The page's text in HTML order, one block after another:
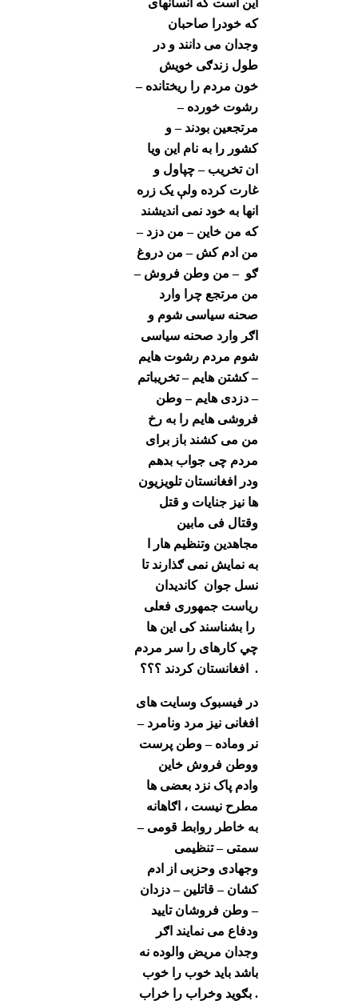
که خودرا صاحبان
وجدان می دانند و در
طول زندګی خویش
خون مردم را ریختانده –
رشوت خورده –
مرتجعین بودند – و
کشور را به نام این ویا
ان تخریب – چپاول و
غارت کرده ولې یک زره
انها به خود نمی اندیشند
که من خاین – من دزد –
من ادم کش – من دروغ
ګو – من وطن فروش –
من مرتجع چرا وارد
صحنه سیاسی شوم و
اګر وارد صحنه سیاسی
شوم مردم رشوت هایم
– کشتن هایم – تخریباتم
– دزدی هایم – وطن
فروشی هایم را به رخ
من می کشند باز برای
مردم چی جواب بدهم
ودر افغانستان تلویزیون
ها نیز جنایات و قتل
وقتال فی مابین
مجاهدین وتنظیم هار ا
به نمایش نمی ګذارند تا
نسل جوان کاندیدان
ریاست جمهوری فعلی
را بشناسند کی این ها
چي کارهای را سر مردم
افغانستان کردند ؟؟؟ .
در فیسبوک وسایت های
افغانی نیز مرد ونامرد –
نر وماده – وطن پرست
ووطن فروش خاین
وادم پاک نزد بعضی ها
مطرح نیست ، اګاهانه
به خاطر روابط قومی –
سمتی – تنظیمی
وجهادی وحزبی از ادم
کشان – قاتلین – دزدان
– وطن فروشان تایید
ودفاع می نمایند اګر
وجدان مریض والوده نه
باشد باید خوب را خوب
بګوید وخراب را خراب .